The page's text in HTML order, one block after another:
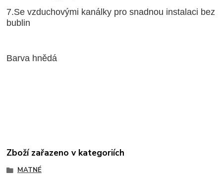
7.Se vzduchovými kanálky pro snadnou instalaci bez
bublin
Barva hnědá
Zboží zařazeno v kategoriích
MATNÉ